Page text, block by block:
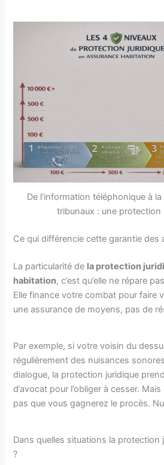
De l’information téléphonique à
tribunaux : une protection
Ce qui différencie cette garantie des
La particularité de la protection
habitation, c’est qu’elle ne répare
Elle finance votre combat pour faire
une assurance de moyens, pas de
Par exemple, si votre voisin du
régulièrement des nuisances
dialogue, la protection juridique
d’avocat pour l’obliger à cesser.
pas que vous gagnerez le procès.
Dans quelles situations la protection
?